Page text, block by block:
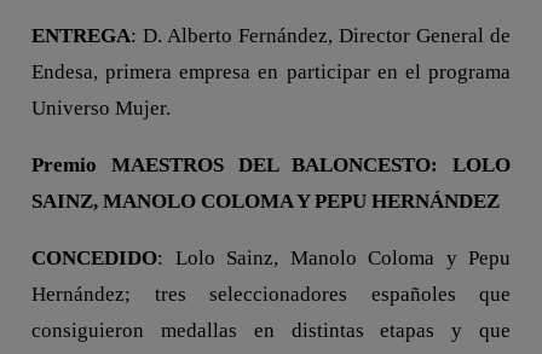
ENTREGA: D. Alberto Fernández, Director General de
Endesa, primera empresa en participar en el programa
Universo Mujer.
Premio MAESTROS DEL BALONCESTO: LOLO
SAINZ, MANOLO COLOMA Y PEPU HERNÁNDEZ
CONCEDIDO: Lolo Sainz, Manolo Coloma y Pepu
Hernández; tres seleccionadores españoles que
consiguieron medallas en distintas etapas y que